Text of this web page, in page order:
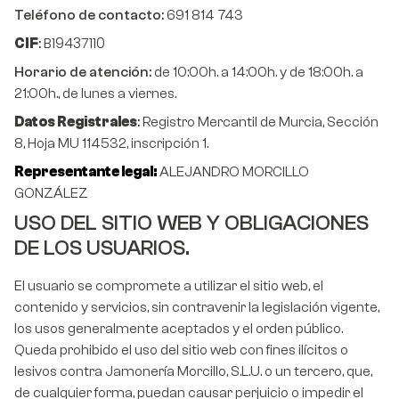
Teléfono de contacto:691 814 743
CIF:B19437110
Horario de atención: de 10:00h. a 14:00h. y de 18:00h. a
21:00h., de lunes a viernes.
Datos Registrales: Registro Mercantil de Murcia, Sección
8, Hoja MU 114532, inscripción 1.
Representante legal:ALEJANDRO MORCILLO
GONZÁLEZ
USO DEL SITIO WEB Y OBLIGACIONES
DE LOS USUARIOS.
El usuario se compromete a utilizar el sitio web, el
contenido y servicios, sin contravenir la legislación vigente,
los usos generalmente aceptados y el orden público.
Queda prohibido el uso del sitio web con fines ilícitos o
lesivos contra Jamonería Morcillo, S.L.U. o un tercero, que,
de cualquier forma, puedan causar perjuicio o impedir el